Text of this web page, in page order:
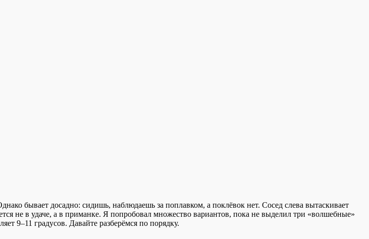
бывает досадно: сидишь, наблюдаешь за поплавком, а поклёвок нет. Сосед слева вытаскивает
не в удаче, а в приманке. Я попробовал множество вариантов, пока не выделил три «волшебные»
9–11 градусов. Давайте разберёмся по порядку.